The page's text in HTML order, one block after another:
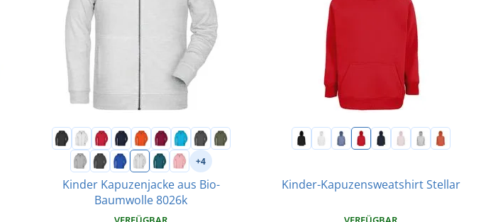
+4
Kinder Kapuzenjacke aus Bio-
Baumwolle 8026k
Kinder-Kapuzensweatshirt Stellar